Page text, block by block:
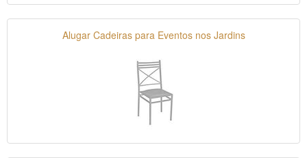
Alugar Cadeiras para Eventos nos Jardins